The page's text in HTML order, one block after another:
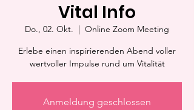
Vital Info
Do., 02. Okt.
  |
Online Zoom Meeting
Erlebe einen inspirierenden Abend voller
wertvoller Impulse rund um Vitalität
Anmeldung geschlossen